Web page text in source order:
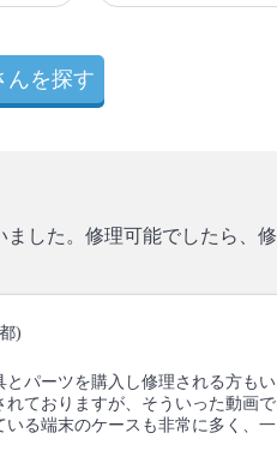
んを探す
した。修理可能でしたら、
)
パーツを購入し修理される方もい
ておりますが、そういった動画で
る端末のケースも非常に多く、一